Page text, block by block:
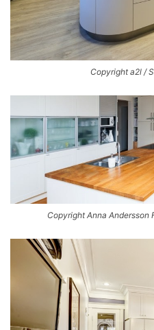
Copyright a2l /
Copyright Anna